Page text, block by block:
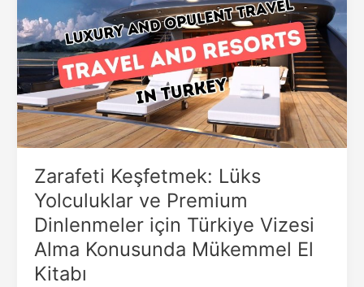
Zarafeti Keşfetmek: Lüks
Yolculuklar ve Premium
Dinlenmeler için Türkiye Vizesi
Alma Konusunda Mükemmel El
Kitabı
Yolculuklar
ve
Premium
Dinlenmeler
için
Türkiye
Vizesi
Alma
Konusunda
Mükemmel
El
Kitabı